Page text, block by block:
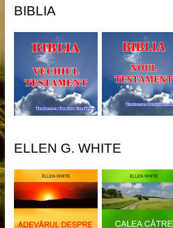
BIBLIA
ELLEN G. WHITE